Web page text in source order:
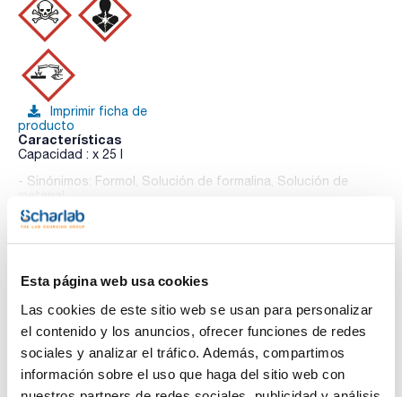
Esta página web usa cookies
Las cookies de este sitio web se usan para personalizar
el contenido y los anuncios, ofrecer funciones de redes
sociales y analizar el tráfico. Además, compartimos
información sobre el uso que haga del sitio web con
Imprimir ficha de
producto
Características
Capacidad : x 25 l
- Sinónimos: Formol, Solución de formalina, Solución de
metanal
- CH2O
- M = 30,03 g/mol
- Punto de fusión: < -15 ºC
- Punto de inflamación: 62 ºC
- Temperatura de ignición: ~ 300 ºC (pure substance)
- Presión de vapor: 1,3 hPa (formaldehyde)
- LD 50 (oral, rat): 100 mg/kg (formaldehyde)
- EC-Index-No.: 605-001-00-5
- ADR: 8 C9 III UN 2209
Te puede interesar